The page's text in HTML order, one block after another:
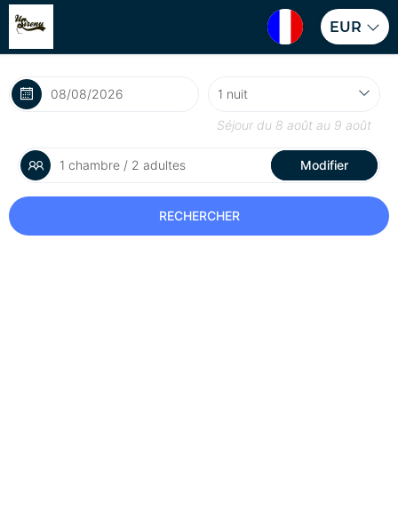
EUR
Séjour du 8 août au 9 août
1 chambre / 2 adultes Modifier